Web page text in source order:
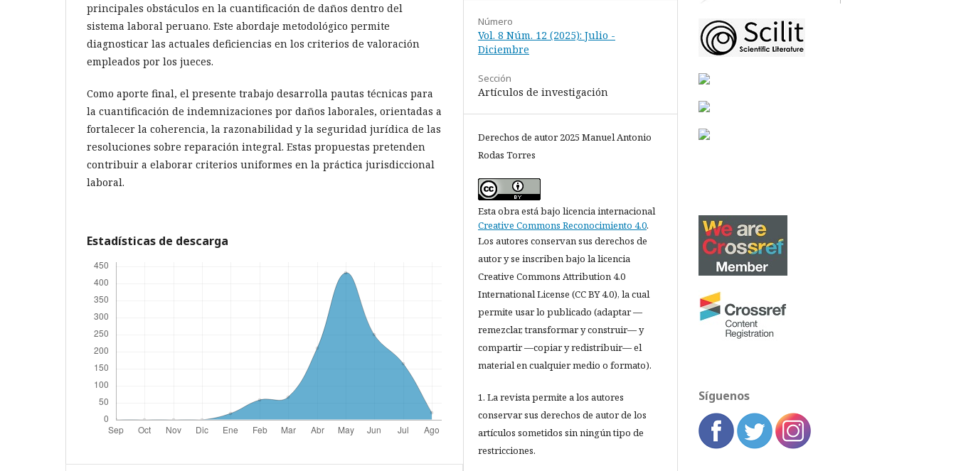
principales obstáculos en la cuantificación de daños dentro del
sistema laboral peruano. Este abordaje metodológico permite
diagnosticar las actuales deficiencias en los criterios de valoración
empleados por los jueces.
Como aporte final, el presente trabajo desarrolla pautas técnicas para
la cuantificación de indemnizaciones por daños laborales, orientadas a
fortalecer la coherencia, la razonabilidad y la seguridad jurídica de las
resoluciones sobre reparación integral. Estas propuestas pretenden
contribuir a elaborar criterios uniformes en la práctica jurisdiccional
laboral.
Estadísticas de descarga
Número
Vol. 8 Núm. 12 (2025): Julio -
Diciembre
Sección
Artículos de investigación
Derechos de autor 2025 Manuel Antonio
Rodas Torres
Esta obra está bajo licencia internacional
Creative Commons Reconocimiento 4.0.
Los autores conservan sus derechos de
autor y se inscriben bajo la licencia
Creative Commons Attribution 4.0
International License (CC BY 4.0), la cual
permite usar lo publicado (adaptar —
remezclar, transformar y construir— y
compartir —copiar y redistribuir— el
material en cualquier medio o formato).
1. La revista permite a los autores
conservar sus derechos de autor de los
artículos sometidos sin ningún tipo de
restricciones.
Síguenos